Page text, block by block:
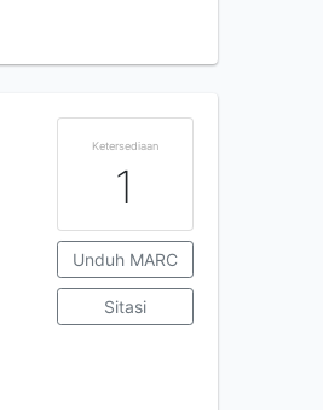
Ketersediaan
1
Unduh MARC
Sitasi